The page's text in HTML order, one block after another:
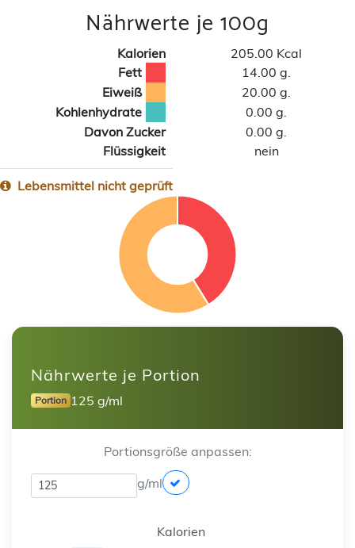
Nährwerte je 100g
Kalorien
205.00 Kcal
Fett
14.00 g.
Eiweiß
20.00 g.
Kohlenhydrate
0.00 g.
Davon Zucker
0.00 g.
Flüssigkeit
nein
Lebensmittel nicht geprüft
Nährwerte je Portion
Portion 125 g/ml
Portionsgröße anpassen:
g/ml
Kalorien